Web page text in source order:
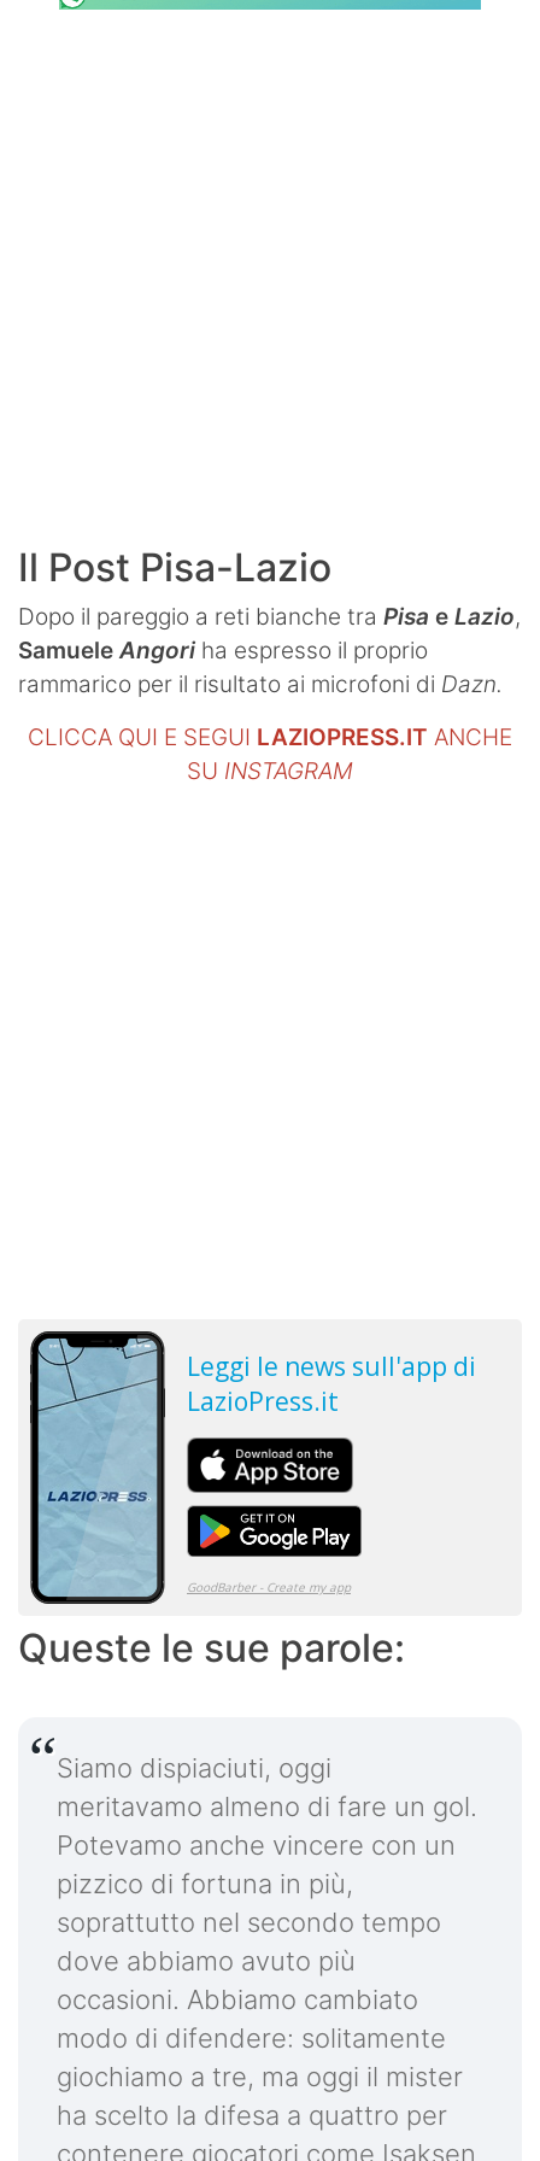
Il Post Pisa-Lazio
Dopo il pareggio a reti bianche tra Pisa e Lazio,
SamueleAngori ha espresso il proprio
rammarico per il risultato ai microfoni di Dazn.
CLICCA QUI E SEGUI LAZIOPRESS.IT ANCHE
SU INSTAGRAM
Queste le sue parole:
Siamo dispiaciuti, oggi
meritavamo almeno di fare un gol.
Potevamo anche vincere con un
pizzico di fortuna in più,
soprattutto nel secondo tempo
dove abbiamo avuto più
occasioni. Abbiamo cambiato
modo di difendere: solitamente
giochiamo a tre, ma oggi il mister
ha scelto la difesa a quattro per
contenere giocatori come Isaksen